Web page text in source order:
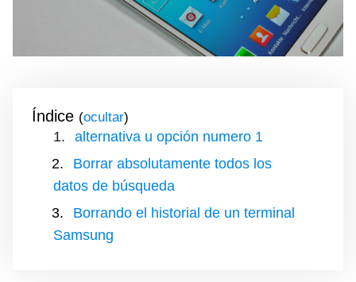
Índice ( )
alternativa u opción numero 1
Borrar absolutamente todos los
datos de búsqueda
Borrando el historial de un terminal
Samsung